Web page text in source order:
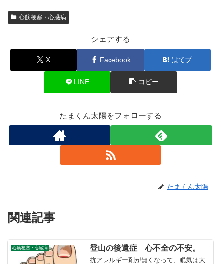
心筋梗塞・心臓病
シェアする
X Facebook はてブ
LINE コピー
たまくん太陽をフォローする
たまくん太陽
関連記事
心筋梗塞・心臓病 登山の後遺症 心不全の不安。
抗アレルギー剤が無くなって、眠気は大